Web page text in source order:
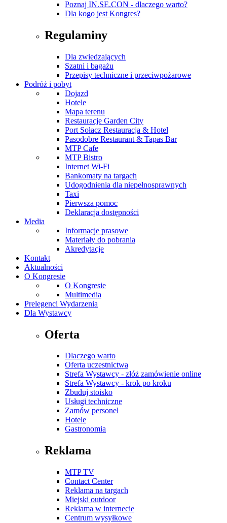
Poznaj IN.SE.CON - dlaczego warto?
Dla kogo jest Kongres?
Regulaminy
Dla zwiedzających
Szatni i bagażu
Przepisy techniczne i przeciwpożarowe
Podróż i pobyt
Dojazd
Hotele
Mapa terenu
Restauracje Garden City
Port Sołacz Restauracja & Hotel
Pasodobre Restaurant & Tapas Bar
MTP Cafe
MTP Bistro
Internet Wi-Fi
Bankomaty na targach
Udogodnienia dla niepełnosprawnych
Taxi
Pierwsza pomoc
Deklaracja dostępności
Media
Informacje prasowe
Materiały do pobrania
Akredytacje
Kontakt
Aktualności
O Kongresie
O Kongresie
Multimedia
Prelegenci Wydarzenia
Dla Wystawcy
Oferta
Dlaczego warto
Oferta uczestnictwa
Strefa Wystawcy - złóż zamówienie online
Strefa Wystawcy - krok po kroku
Zbuduj stoisko
Usługi techniczne
Zamów personel
Hotele
Gastronomia
Reklama
MTP TV
Contact Center
Reklama na targach
Miejski outdoor
Reklama w internecie
Centrum wysyłkowe